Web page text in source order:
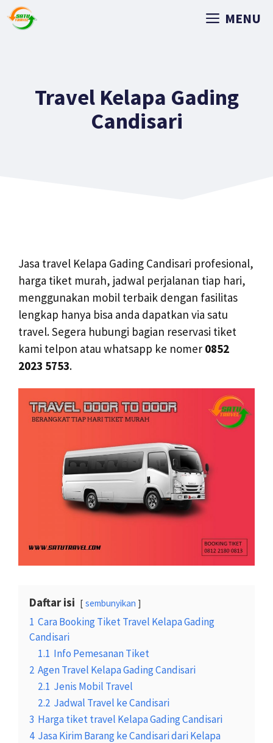
MENU
Travel Kelapa Gading
Candisari
Jasa travel Kelapa Gading Candisari profesional,
harga tiket murah, jadwal perjalanan tiap hari,
menggunakan mobil terbaik dengan fasilitas
lengkap hanya bisa anda dapatkan via satu
travel. Segera hubungi bagian reservasi tiket
kami telpon atau whatsapp ke nomer 0852
2023 5753.
Daftar isi sembunyikan
1 Cara Booking Tiket Travel Kelapa Gading
Candisari
1.1 Info Pemesanan Tiket
2 Agen Travel Kelapa Gading Candisari
2.1 Jenis Mobil Travel
2.2 Jadwal Travel ke Candisari
3 Harga tiket travel Kelapa Gading Candisari
4 Jasa Kirim Barang ke Candisari dari Kelapa